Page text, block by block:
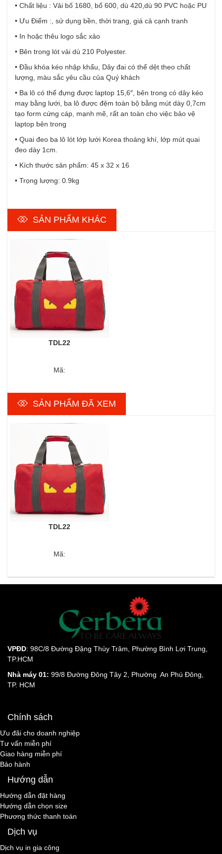
• Chất liệu : Vải bố 1680, bố 600, dù 420,dù 90 PVC hoặc PU
• Ưu Điểm :, sử dụng bền, thời trang, giá cả cạnh tranh
• In hoặc thêu logo sắc xảo
• Bên trong lót vải dù 210 Polyester.
• Đầu khóa kéo nhập khẩu, Dây đai có thể dệt theo chất
lượng, màu sắc yêu cầu của Quý khách
• Ba lô có thể đựng được laptop 15,6″, bên trong có dây kéo
may bằng lưới, ba lô được đệm toàn bộ bằng mút dày 0,7cm
tạo form cứng cáp, mạnh mẽ, rất an toàn cho việc bảo vệ
laptop bên trong
• Quai đeo ba lô lót lớp lưới Korea thoáng khí, lớp mút quai
đeo dày 1cm.
• Kích thước sản phẩm: 45 x 32 x 16
• Trọng lượng: 0.9kg
SẢN PHẨM KHÁC
TDL22
Mã:
SẢN PHẨM ĐÃ XEM
TDL22
Mã:
VPĐD: 98C/8 Đường Đặng Thùy Trâm, Phường Bình Lợi Trung,
TP.HCM
Nhà máy 01: 99/8 Đường Đông Tây 2, Phường An Phú Đông,
TP. HCM
Chính sách
Ưu đãi cho doanh nghiệp
Tư vấn miễn phí
Giao hàng miễn phí
Bảo hành
Hướng dẫn
Hướng dẫn đặt hàng
Hướng dẫn chọn size
Phương thức thanh toán
Dịch vụ
Dịch vụ in gia công